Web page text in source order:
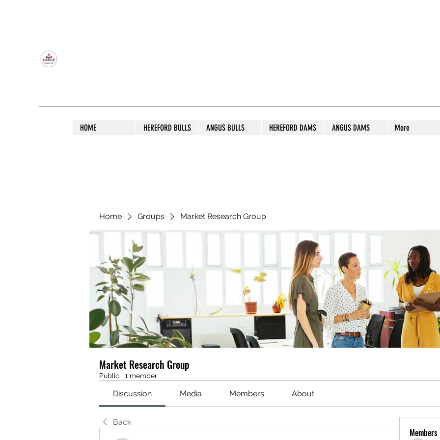
HOME HEREFORD BULLS ANGUS BULLS HEREFORD DAMS ANGUS DAMS More
Home Groups Market Research Group
Market Research Group
Public · 1 member
Discussion Media Members About
Back
Members